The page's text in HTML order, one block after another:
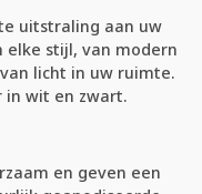
uitstraling aan uw
elke stijl, van modern
licht in uw ruimte.
in wit en zwart.
en geven een